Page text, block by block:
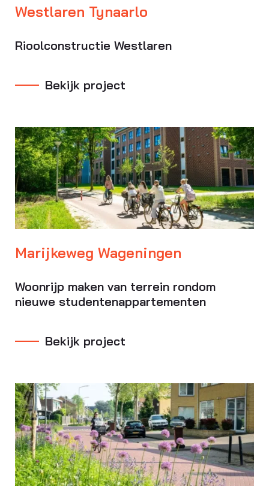
Westlaren Tynaarlo
Rioolconstructie Westlaren
Bekijk project
Marijkeweg Wageningen
Woonrijp maken van terrein rondom
nieuwe studentenappartementen
Bekijk project